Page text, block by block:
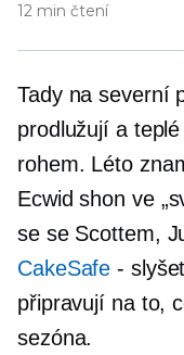
12 min čtení
Tady na severní
prodlužují a
rohem. Léto
Ecwid shon ve
se se Scottem,
CakeSafe -
připravují na to,
sezóna.